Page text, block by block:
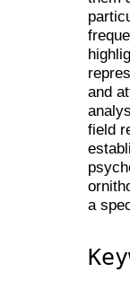
and
field
a